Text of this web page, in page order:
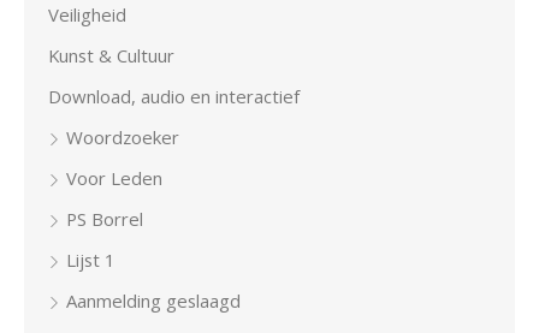
Veiligheid
Kunst & Cultuur
Download, audio en interactief
Woordzoeker
Voor Leden
PS Borrel
Lijst 1
Aanmelding geslaagd